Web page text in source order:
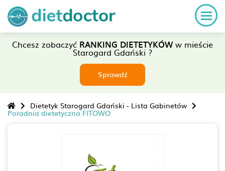
Chcesz zobaczyć RANKING DIETETYKÓWw mieście
Starogard Gdański ?
Sprawdź
Dietetyk Starogard Gdański - Lista Gabinetów
Poradnia dietetyczna FITOWO